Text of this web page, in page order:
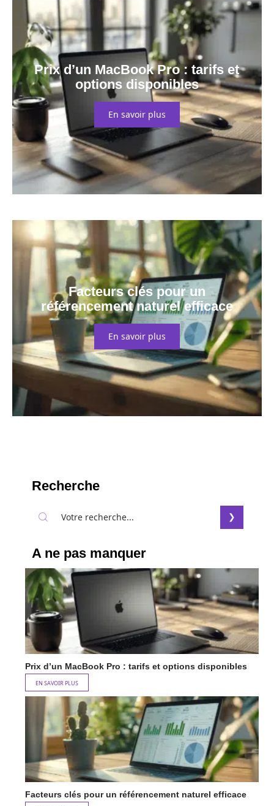
Prix d’un MacBook Pro : tarifs et
options disponibles
En savoir plus
Facteurs clés pour un
référencement naturel efficace
En savoir plus
Recherche
A ne pas manquer
Prix d’un MacBook Pro : tarifs et options disponibles
EN SAVOIR PLUS
Facteurs clés pour un référencement naturel efficace